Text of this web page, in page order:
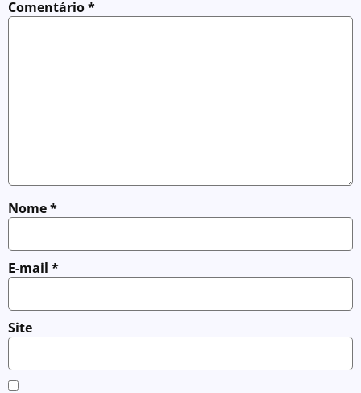
Comentário*
Nome*
E-mail *
Site